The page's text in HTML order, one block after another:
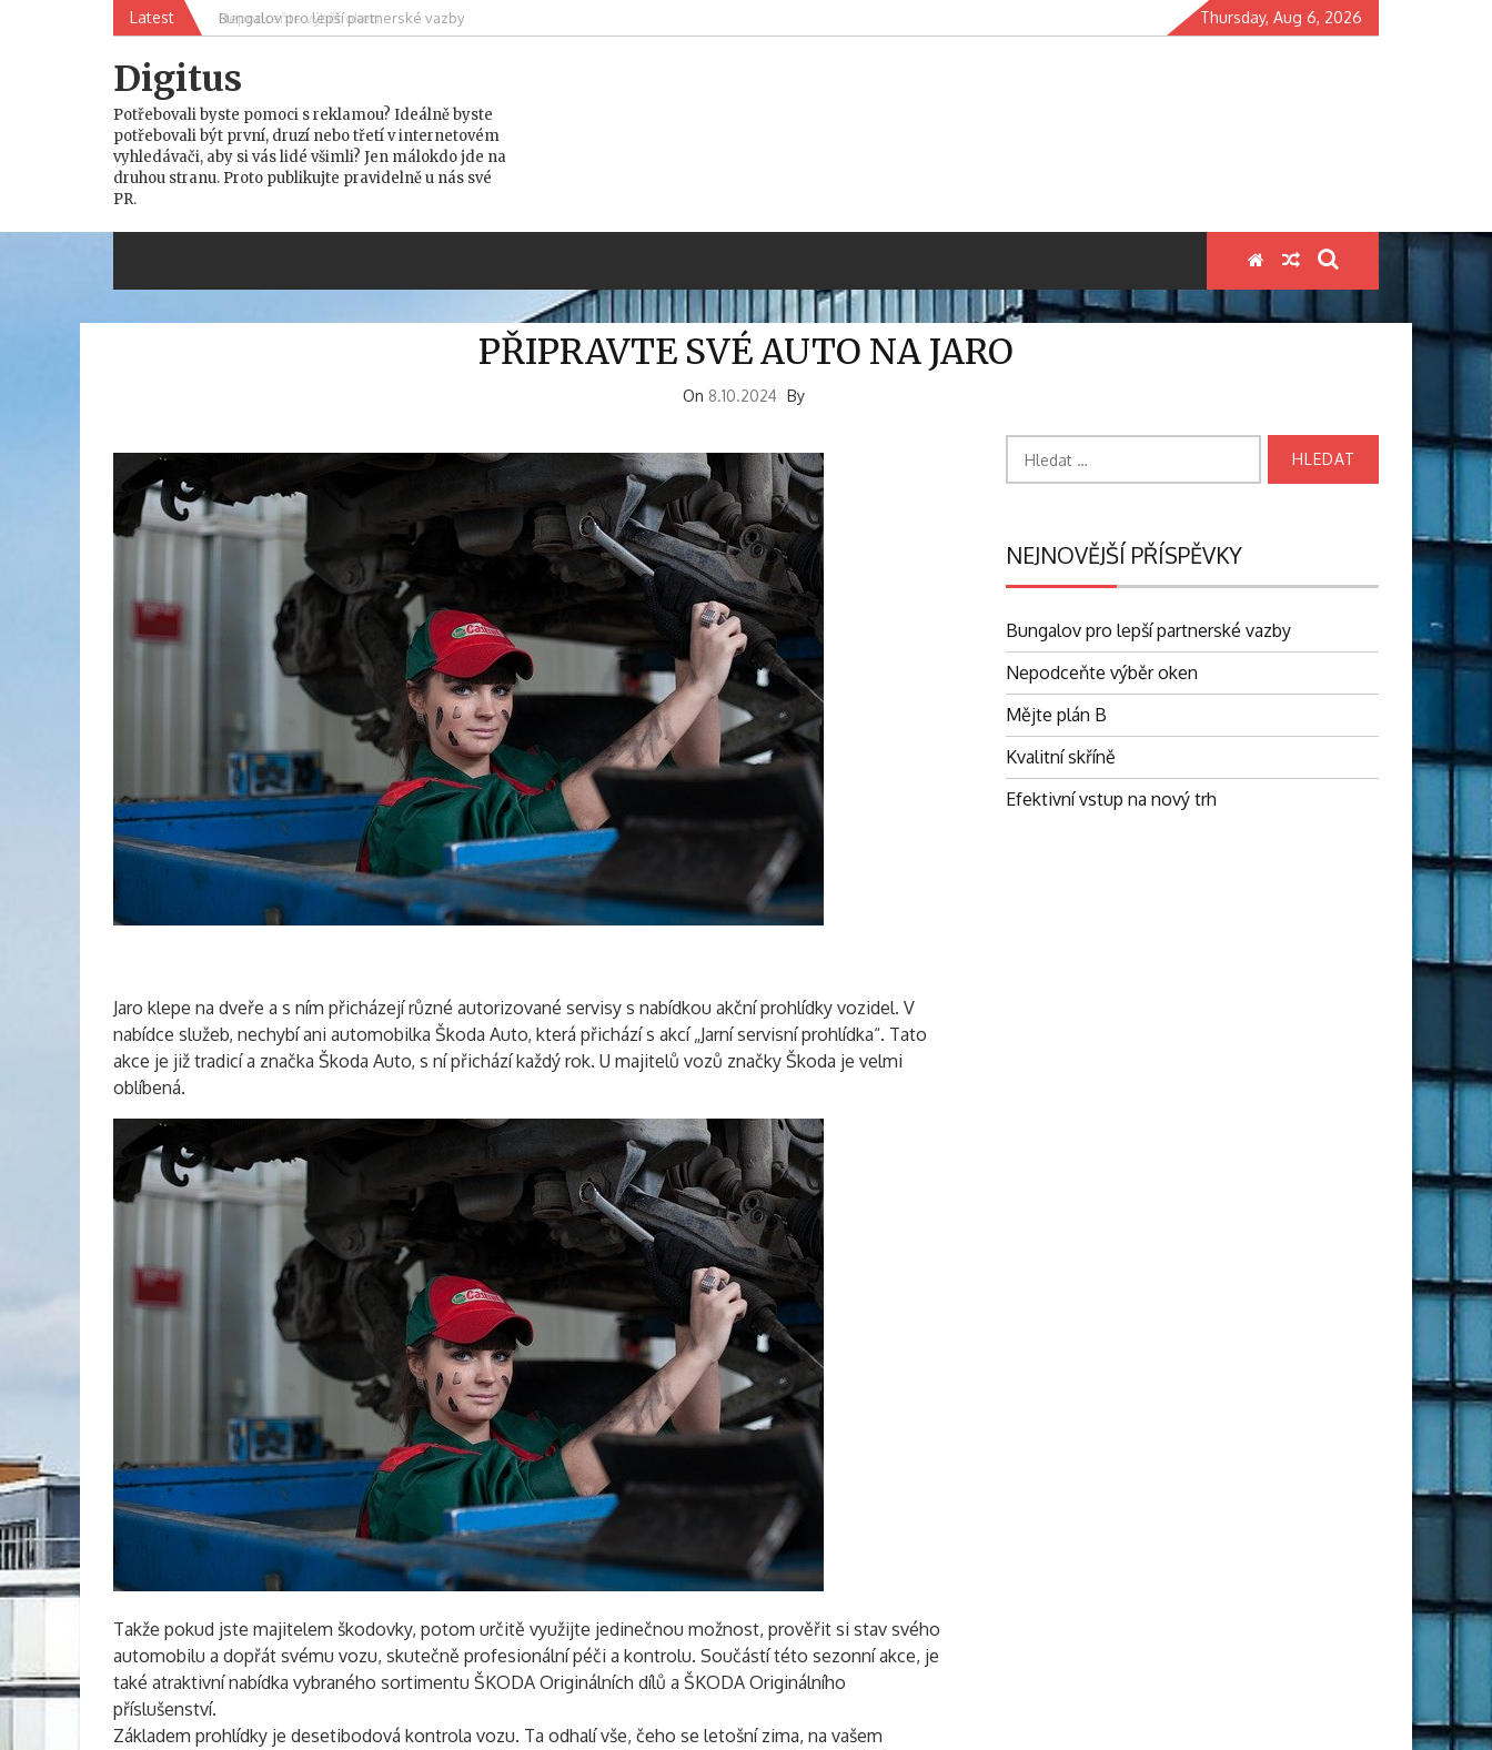
Latest Nepodceňte výběr oken Thursday, Aug 6, 2026
Digitus
Potřebovali byste pomoci s reklamou? Ideálně byste
potřebovali být první, druzí nebo třetí v internetovém
vyhledávači, aby si vás lidé všimli? Jen málokdo jde na
druhou stranu. Proto publikujte pravidelně u nás své
PR.
Vyhledávání
PŘIPRAVTE SVÉ AUTO NA JARO
On 8.10.2024 By
Jaro klepe na dveře a s ním přicházejí různé autorizované servisy s nabídkou akční prohlídky vozidel. V
nabídce služeb, nechybí ani automobilka Škoda Auto, která přichází s akcí „Jarní servisní prohlídka“. Tato
akce je již tradicí a značka Škoda Auto, s ní přichází každý rok. U majitelů vozů značky Škoda je velmi
oblíbená.
Takže pokud jste majitelem škodovky, potom určitě využijte jedinečnou možnost, prověřit si stav svého
automobilu a dopřát svému vozu, skutečně profesionální péči a kontrolu. Součástí této sezonní akce, je
také atraktivní nabídka vybraného sortimentu ŠKODA Originálních dílů a ŠKODA Originálního
příslušenství.
Základem prohlídky je desetibodová kontrola vozu. Ta odhalí vše, čeho se letošní zima, na vašem
NEJNOVĚJŠÍ PŘÍSPĚVKY
Bungalov pro lepší partnerské vazby
Nepodceňte výběr oken
Mějte plán B
Kvalitní skříně
Efektivní vstup na nový trh